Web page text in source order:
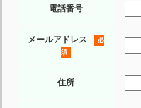
電話番号
メールアドレス
必
須
住所